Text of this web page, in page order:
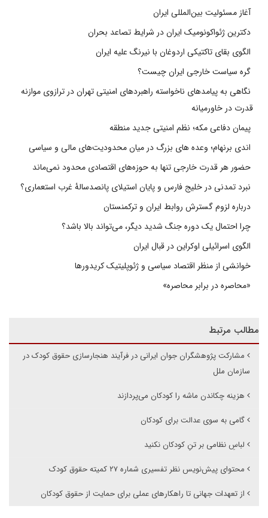
آغاز مسئولیت بین‌المللی ایران
دکترین ژئواکونومیک ایران در شرایط تصاعد بحران
الگوی بقای تاکتیکی اردوغان با نیرنگ علیه ایران
گره سیاست خارجی ایران چیست؟
نگاهی به پیامدهای ناخواسته راهبردهای امنیتی تهران در ترازوی موازنه
قدرت در خاورمیانه
پیمان دفاعی مکه؛ نظم امنیتی جدید منطقه
اندی برنهام؛ وعده های بزرگ در میان محدودیت‌های مالی و سیاسی
حضور هر قدرت خارجی تنها به حوزه‌های اقتصادی محدود نمی‌ماند
نبرد تمدنی در خلیج فارس و پایان استیلای پانصدسالۀ غرب استعماری؟
درباره لزوم گسترش روابط ایران و ترکمنستان
چرا احتمال یک دوره جنگ شدید دیگر، می‌تواند بالا باشد؟
الگوی اسرائیلی اوکراین در قبال ایران
خوانشی از منظر اقتصاد سیاسی و ژئوپلیتیک کریدورها
«محاصره در برابر محاصره»
مطالب مرتبط
مشارکت پژوهشگران جوان ایرانی در فرآیند هنجارسازی حقوق کودک در
سازمان ملل
هزینه چکاندن ماشه را کودکان می‌پردازند
گامی به سوی عدالت برای کودکان
لباسِ نظامی بر تنِ کودکان نکنید
محتوای پیش‌نویس نظر تفسیری شماره ۲۷ کمیته حقوق کودک
از تعهدات جهانی تا راهکارهای عملی برای حمایت از حقوق کودکان